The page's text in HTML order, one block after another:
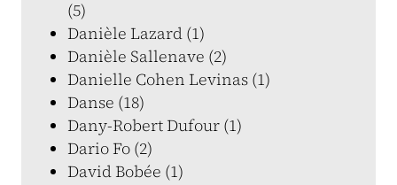
(5)
Danièle Lazard (1)
Danièle Sallenave (2)
Danielle Cohen Levinas (1)
Danse (18)
Dany-Robert Dufour (1)
Dario Fo (2)
David Bobée (1)